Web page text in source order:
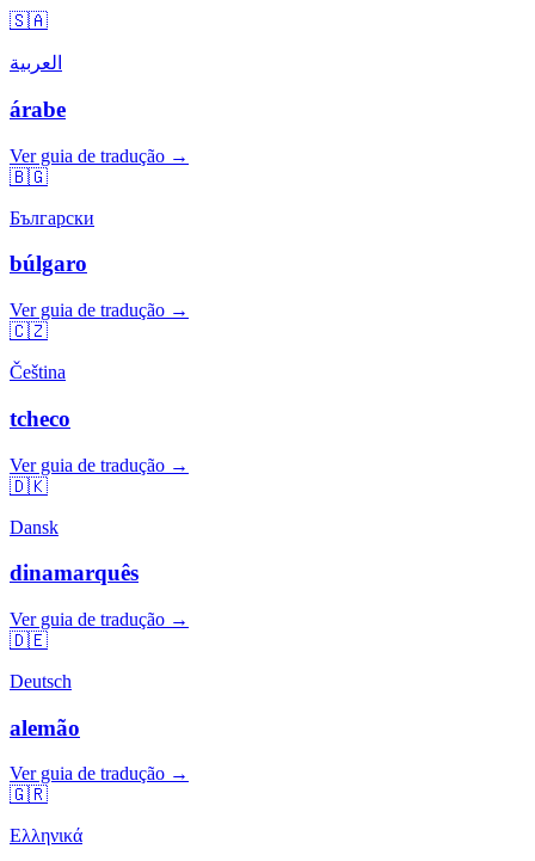
🇸🇦
العربية
árabe
Ver guia de tradução →
🇧🇬
Български
búlgaro
Ver guia de tradução →
🇨🇿
Čeština
tcheco
Ver guia de tradução →
🇩🇰
Dansk
dinamarquês
Ver guia de tradução →
🇩🇪
Deutsch
alemão
Ver guia de tradução →
🇬🇷
Ελληνικά